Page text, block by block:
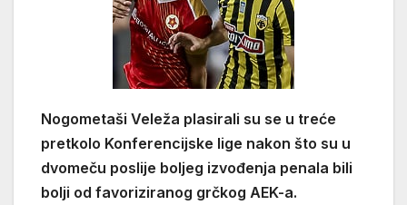
Nogometaši Veleža plasirali su se u treće
pretkolo Konferencijske lige nakon što su u
dvomeču poslije boljeg izvođenja penala bili
bolji od favoriziranog grčkog AEK-a.